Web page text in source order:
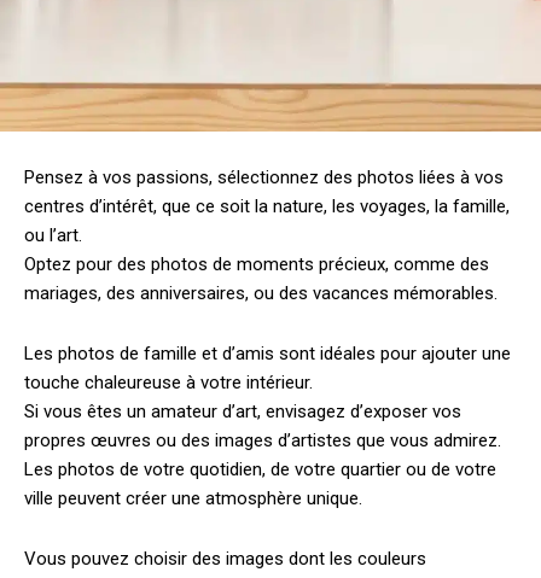
Pensez à vos passions, sélectionnez des photos liées à vos
centres d’intérêt, que ce soit la nature, les voyages, la famille,
ou l’art.
Optez pour des photos de moments précieux, comme des
mariages, des anniversaires, ou des vacances mémorables.
Les photos de famille et d’amis sont idéales pour ajouter une
touche chaleureuse à votre intérieur.
Si vous êtes un amateur d’art, envisagez d’exposer vos
propres œuvres ou des images d’artistes que vous admirez.
Les photos de votre quotidien, de votre quartier ou de votre
ville peuvent créer une atmosphère unique.
Vous pouvez choisir des images dont les couleurs